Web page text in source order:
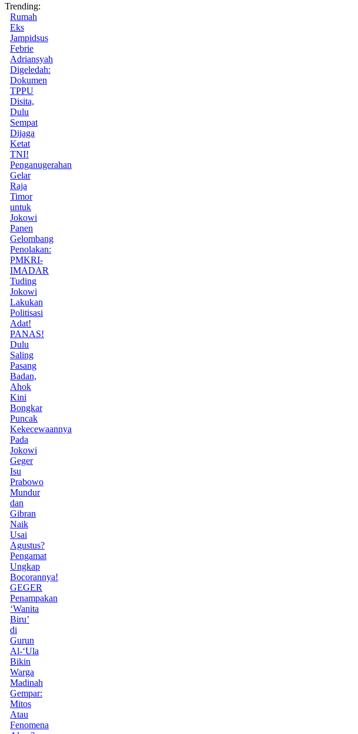
Trending:
Rumah
Eks
Jampidsus
Febrie
Adriansyah
Digeledah:
Dokumen
TPPU
Disita,
Dulu
Sempat
Dijaga
Ketat
TNI!
Penganugerahan
Gelar
Raja
Timor
untuk
Jokowi
Panen
Gelombang
Penolakan:
PMKRI-
IMADAR
Tuding
Jokowi
Lakukan
Politisasi
Adat!
PANAS!
Dulu
Saling
Pasang
Badan,
Ahok
Kini
Bongkar
Puncak
Kekecewaannya
Pada
Jokowi
Geger
Isu
Prabowo
Mundur
dan
Gibran
Naik
Usai
Agustus?
Pengamat
Ungkap
Bocorannya!
GEGER
Penampakan
‘Wanita
Biru’
di
Gurun
Al-‘Ula
Bikin
Warga
Madinah
Gempar:
Mitos
Atau
Fenomena